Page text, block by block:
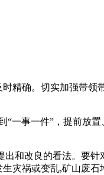
确。切实加强带领
事一件”，提前放
改良的看法。要针
灾祸或变乱,矿山废